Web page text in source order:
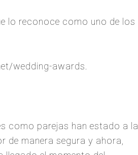
lo reconoce como uno de los
wedding-awards.
como parejas han estado a la
manera segura y ahora,